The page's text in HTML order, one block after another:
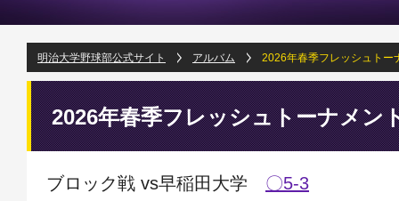
明治大学野球部公式サイト アルバム 2026年春季フレッシュトー
2026年春季フレッシュトーナメン
ブロック戦 vs早稲田大学 〇5-3